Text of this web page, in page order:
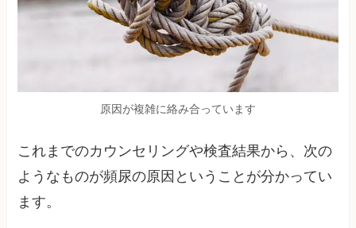
原因が複雑に絡み合っています
これまでのカウンセリングや検査結果から、次の
ようなものが頻尿の原因ということが分かってい
ます。